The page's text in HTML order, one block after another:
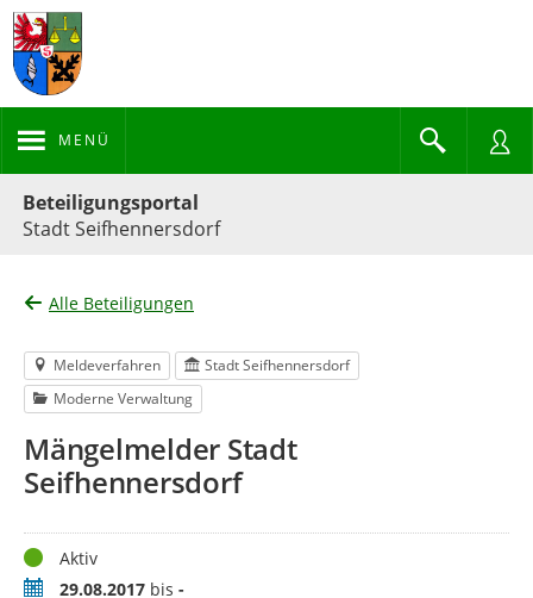
MENÜ
Beteiligungsportal
Stadt Seifhennersdorf
Alle Beteiligungen
Meldeverfahren
Stadt Seifhennersdorf
Moderne Verwaltung
Mängelmelder Stadt
Seifhennersdorf
StatusAktiv
Zeitraum29.08.2017 bis -